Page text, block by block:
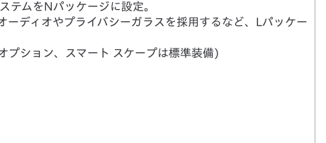
テムをNパッケージに設定。
ーディオやプライバシーガラスを採用するなど、Lパッケー
プション、スマート スケープは標準装備)